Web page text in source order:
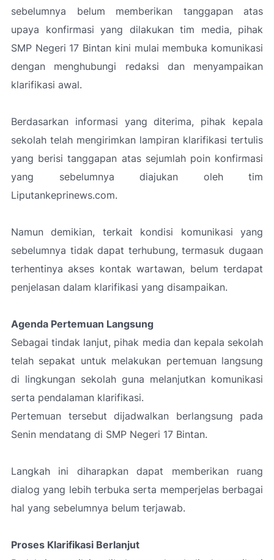
sebelumnya belum memberikan tanggapan atas
upaya konfirmasi yang dilakukan tim media, pihak
SMP Negeri 17 Bintan kini mulai membuka komunikasi
dengan menghubungi redaksi dan menyampaikan
klarifikasi awal.
Berdasarkan informasi yang diterima, pihak kepala
sekolah telah mengirimkan lampiran klarifikasi tertulis
yang berisi tanggapan atas sejumlah poin konfirmasi
yang sebelumnya diajukan oleh tim
Liputankeprinews.com.
Namun demikian, terkait kondisi komunikasi yang
sebelumnya tidak dapat terhubung, termasuk dugaan
terhentinya akses kontak wartawan, belum terdapat
penjelasan dalam klarifikasi yang disampaikan.
Agenda Pertemuan Langsung
Sebagai tindak lanjut, pihak media dan kepala sekolah
telah sepakat untuk melakukan pertemuan langsung
di lingkungan sekolah guna melanjutkan komunikasi
serta pendalaman klarifikasi.
Pertemuan tersebut dijadwalkan berlangsung pada
Senin mendatang di SMP Negeri 17 Bintan.
Langkah ini diharapkan dapat memberikan ruang
dialog yang lebih terbuka serta memperjelas berbagai
hal yang sebelumnya belum terjawab.
Proses Klarifikasi Berlanjut